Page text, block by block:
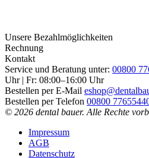
Unsere Bezahlmöglichkeiten
Rechnung
Kontakt
Service und Beratung unter: 00800
Uhr | Fr: 08:00–16:00 Uhr
Bestellen per E-Mail
Bestellen per Telefon 00800
© 2026 dental bauer. Alle Rechte
Impressum
AGB
Datenschutz